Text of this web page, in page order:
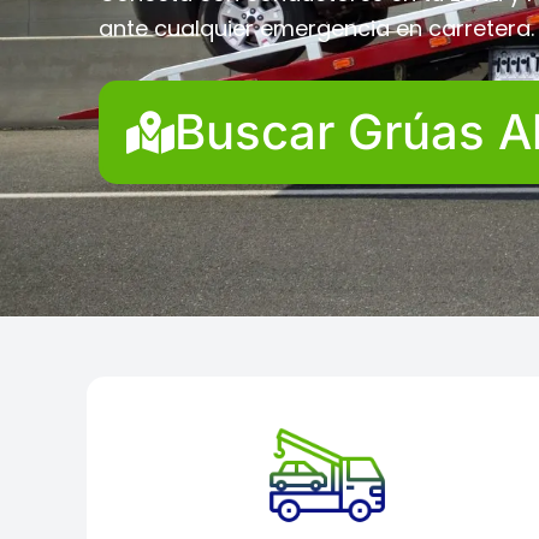
ante cualquier emergencia en carretera.
Buscar Grúas